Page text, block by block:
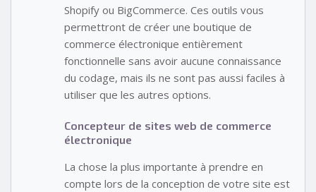
Shopify ou BigCommerce. Ces outils vous
permettront de créer une boutique de
commerce électronique entièrement
fonctionnelle sans avoir aucune connaissance
du codage, mais ils ne sont pas aussi faciles à
utiliser que les autres options.
Concepteur de sites web de commerce
électronique
La chose la plus importante à prendre en
compte lors de la conception de votre site est